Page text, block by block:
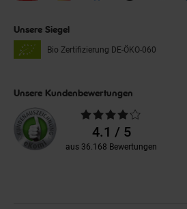
Unsere Siegel
Bio Zertifizierung DE-ÖKO-060
Unsere Kundenbewertungen
Durchschnittliche
Bewertungen4.1 / 5
aus 36.168 Bewertungen